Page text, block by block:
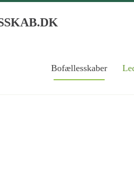
Bofællesskaber